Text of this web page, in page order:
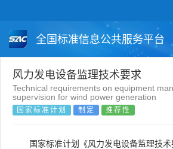
全国标准信息公共服务平台
国家标准 行业标准
团体标准 企业标准
风力发电设备监理技术要求
Technical requirements on equipment
supervision for wind power generation
国家标准计划 制定 推荐性
国家标准计划《风力发电设备监理技